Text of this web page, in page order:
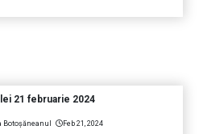
21 februarie 2024
Botoșăneanul Feb 21, 2024